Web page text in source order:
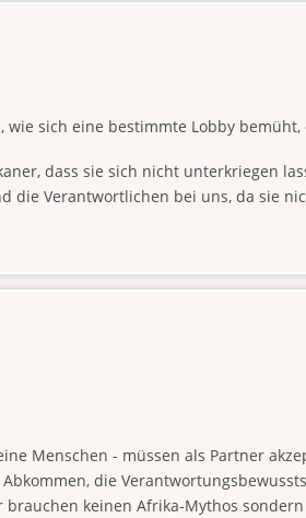
wie sich eine bestimmte Lobby
dass sie sich nicht unterkriegen
die Verantwortlichen bei uns, da sie
Menschen - müssen als Partner
die
keinen Afrika-Mythos